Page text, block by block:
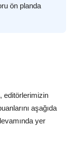
ön planda
editörlerimizin
aşağıda
yer